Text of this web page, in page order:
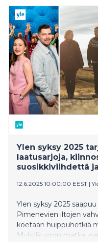
Katsomossa 2. lokakuuta.
Ylen syksy 2025
laatusarjoja,
suosikkiviihdettä
12.6.2025 10:00:00 EEST |
Ylen syksy 2025
Pimenevien iltojen
koetaan huippuhetkiä
Muistikuoron matka -